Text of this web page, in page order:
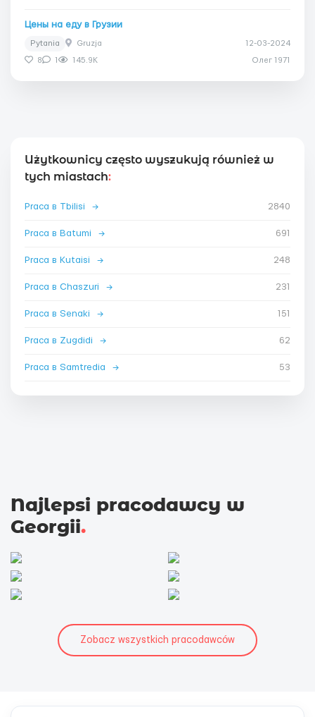
Цены на еду в Грузии
Pytania Gruzja 12-03-2024
8 1 145.9K Олег 1971
Użytkownicy często wyszukują również w
tych miastach:
Praca в Tbilisi → 2840
Praca в Batumi → 691
Praca в Kutaisi → 248
Praca в Chaszuri → 231
Praca в Senaki → 151
Praca в Zugdidi → 62
Praca в Samtredia → 53
Najlepsi pracodawcy w
Georgii.
Zobacz wszystkich pracodawców